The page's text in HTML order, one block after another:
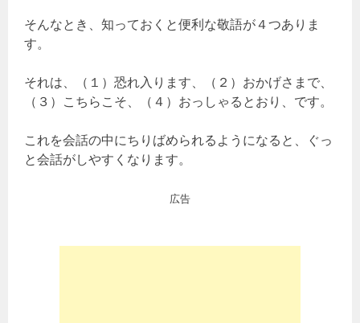
そんなとき、知っておくと便利な敬語が４つありま
す。
それは、（１）恐れ入ります、（２）おかげさまで、
（３）こちらこそ、（４）おっしゃるとおり、です。
これを会話の中にちりばめられるようになると、ぐっ
と会話がしやすくなります。
広告